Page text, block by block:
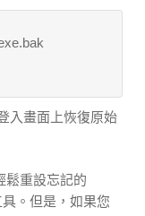
入畫面上恢復原始
鬆重設忘記的
。但是，如果您